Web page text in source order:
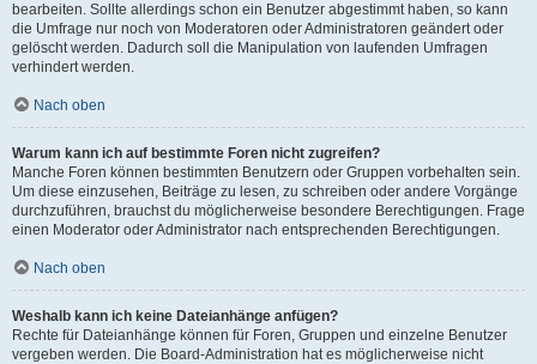
bearbeiten. Sollte allerdings schon ein Benutzer abgestimmt haben, so kann
die Umfrage nur noch von Moderatoren oder Administratoren geändert oder
gelöscht werden. Dadurch soll die Manipulation von laufenden Umfragen
verhindert werden.
Nach oben
Warum kann ich auf bestimmte Foren nicht zugreifen?
Manche Foren können bestimmten Benutzern oder Gruppen vorbehalten sein.
Um diese einzusehen, Beiträge zu lesen, zu schreiben oder andere Vorgänge
durchzuführen, brauchst du möglicherweise besondere Berechtigungen. Frage
einen Moderator oder Administrator nach entsprechenden Berechtigungen.
Nach oben
Weshalb kann ich keine Dateianhänge anfügen?
Rechte für Dateianhänge können für Foren, Gruppen und einzelne Benutzer
vergeben werden. Die Board-Administration hat es möglicherweise nicht